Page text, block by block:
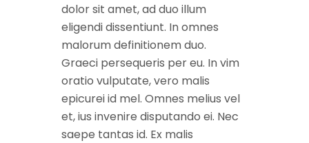
dolor sit amet, ad duo illum
eligendi dissentiunt. In omnes
malorum definitionem duo.
Graeci persequeris per eu. In vim
oratio vulputate, vero malis
epicurei id mel. Omnes melius vel
et, ius invenire disputando ei. Nec
saepe tantas id. Ex malis